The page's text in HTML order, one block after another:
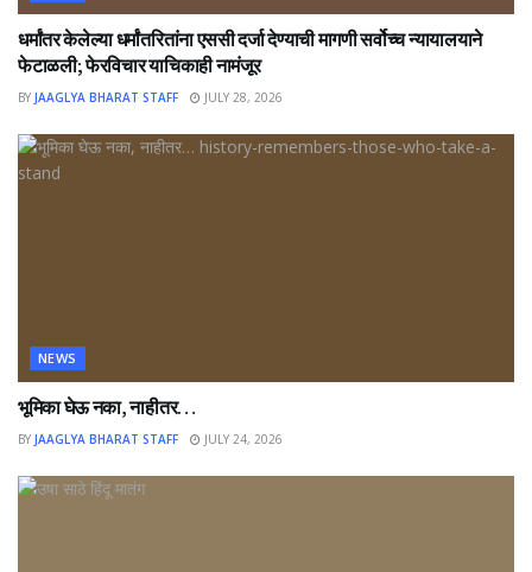
धर्मांतर केलेल्या धर्मांतरितांना एससी दर्जा देण्याची मागणी सर्वोच्च न्यायालयाने
फेटाळली; फेरविचार याचिकाही नामंजूर
BY JAAGLYA BHARAT STAFF JULY 28, 2026
NEWS
भूमिका घेऊ नका, नाहीतर…
BY JAAGLYA BHARAT STAFF JULY 24, 2026